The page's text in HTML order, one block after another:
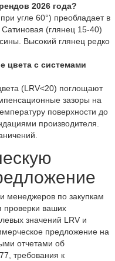
2026 года?
угле 60°) преобладает в
(глянец 15-40)
Высокий глянец редко
цвета с системами
(LRV<20) поглощают
зазоры на
поверхности до
производителя.
менеджеров по закупкам
проверки ваших
значений LRV и
предложение на
отчетами об
требования к